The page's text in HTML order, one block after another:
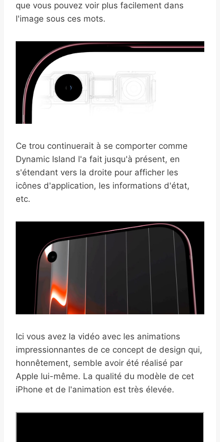
que vous pouvez voir plus facilement dans
l'image sous ces mots.
Ce trou continuerait à se comporter comme
Dynamic Island l'a fait jusqu'à présent, en
s'étendant vers la droite pour afficher les
icônes d'application, les informations d'état,
etc.
Ici vous avez la vidéo avec les animations
impressionnantes de ce concept de design qui,
honnêtement, semble avoir été réalisé par
Apple lui-même. La qualité du modèle de cet
iPhone et de l'animation est très élevée.